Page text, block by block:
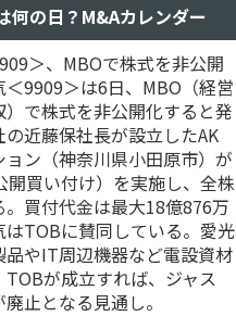
何の日？M&Aカレンダー
＞、MBOで株式を非公開
9909＞は6日、MBO（経営
）で株式を非公開化すると発
近藤保社長が設立したAK
ョン（神奈川県小田原市）が
開買い付け）を実施し、全株
買付代金は最大18億876万
はTOBに賛同している。愛光
品やIT周辺機器など電設資材
が成立すれば、ジャス
止となる見通し。